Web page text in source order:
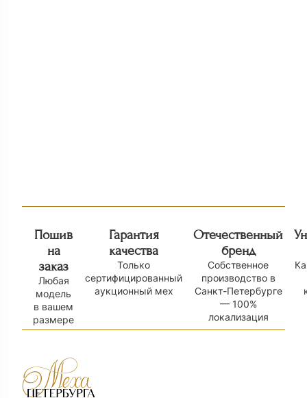
Пошив
на
заказ
Любая
модель
в вашем
размере
Гарантия
качества
Только
сертифицированный
аукционный мех
Отечественный
бренд
Собственное
производство в
Санкт-Петербурге
— 100%
локализация